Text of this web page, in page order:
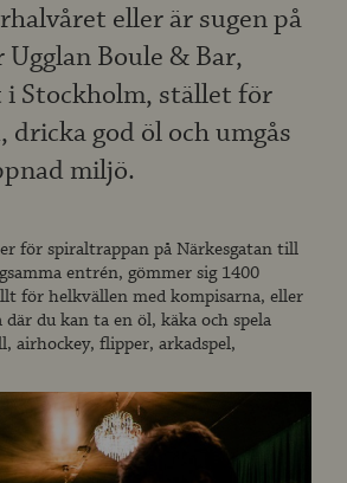
eller är sugen på
Boule & Bar,
Stockholm, stället för
god öl och umgås
miljö.
för spiraltrappan på Närkesgatan till
entrén, gömmer sig 1400
för helkvällen med kompisarna, eller
du kan ta en öl, käka och spela
airhockey, flipper, arkadspel,